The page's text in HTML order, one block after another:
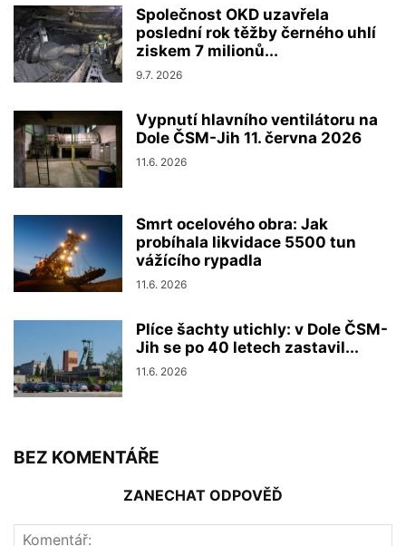
Společnost OKD uzavřela
poslední rok těžby černého uhlí
ziskem 7 milionů...
9.7. 2026
Vypnutí hlavního ventilátoru na
Dole ČSM-Jih 11. června 2026
11.6. 2026
Smrt ocelového obra: Jak
probíhala likvidace 5500 tun
vážícího rypadla
11.6. 2026
Plíce šachty utichly: v Dole ČSM-
Jih se po 40 letech zastavil...
11.6. 2026
BEZ KOMENTÁŘE
ZANECHAT ODPOVĚĎ